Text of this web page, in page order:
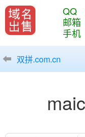
QQ
邮箱
手机
双拼.com.cn